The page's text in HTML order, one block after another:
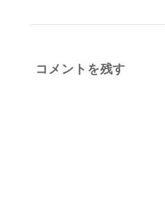
コメントを残す